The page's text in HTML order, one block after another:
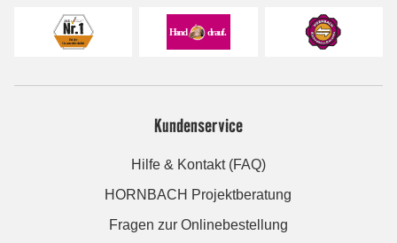
Kundenservice
Hilfe & Kontakt (FAQ)
HORNBACH Projektberatung
Fragen zur Onlinebestellung